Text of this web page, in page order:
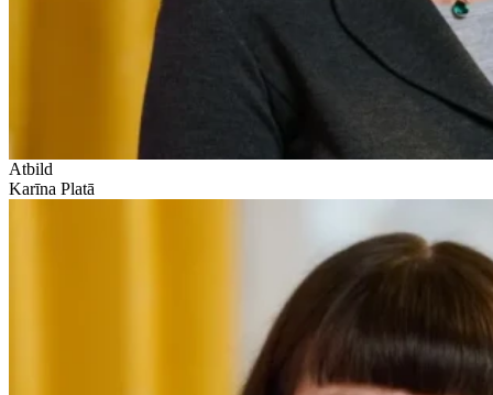
Atbild
Karīna Platā